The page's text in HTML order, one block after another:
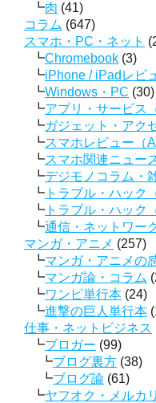
肉 (41)
コラム (647)
スマホ・PC・ネット
Chromebook (3)
iPhone / iPadレビ
Windows・PC (30)
アプリ・サービス
ガジェット・アク
スマホレビュー（
スマホ関連ニュー
デジモノコラム・
トラブル・ハック
トラブル・ハック
通信・ネットワー
マンガ・アニメ (257)
マンガ・アニメの
マンガ論・コラム
ワンピ単行本 (24)
進撃の巨人単行本
仕事・ネットビジネス
ブロガー (99)
ブログ裏方 (38)
ブログ論 (61)
ヤフオク・メルカ